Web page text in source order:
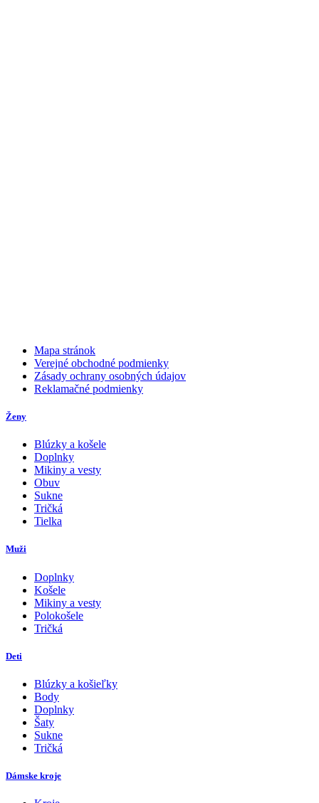
Mapa stránok
Verejné obchodné podmienky
Zásady ochrany osobných údajov
Reklamačné podmienky
Ženy
Blúzky a košele
Doplnky
Mikiny a vesty
Obuv
Sukne
Tričká
Tielka
Muži
Doplnky
Košele
Mikiny a vesty
Polokošele
Tričká
Deti
Blúzky a košieľky
Body
Doplnky
Šaty
Sukne
Tričká
Dámske kroje